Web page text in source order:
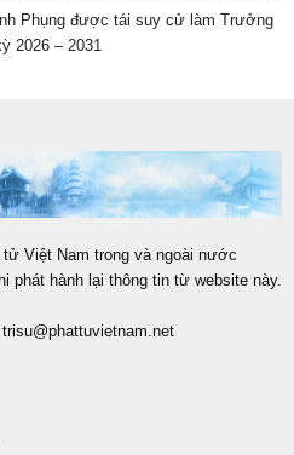
Phụng được tái suy cử làm Trưởng
2026 – 2031
tử Việt Nam trong và ngoài nước
phát hành lại thông tin từ website này.
trisu@phattuvietnam.net